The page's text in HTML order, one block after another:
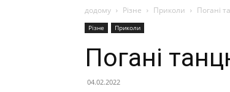
додому Різне Приколи Погані
Різне Приколи
Погані
04.02.2022